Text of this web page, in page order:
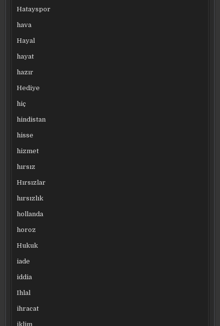
Hatayspor
hava
Hayal
hayat
hazır
Hediye
hiç
hindistan
hisse
hizmet
hırsız
Hırsızlar
hırsızlık
hollanda
horoz
Hukuk
iade
iddia
Ihlal
ihracat
iklim